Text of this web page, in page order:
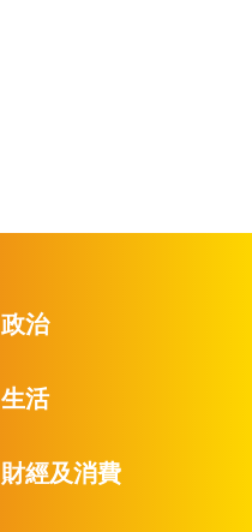
政治
生活
財經及消費